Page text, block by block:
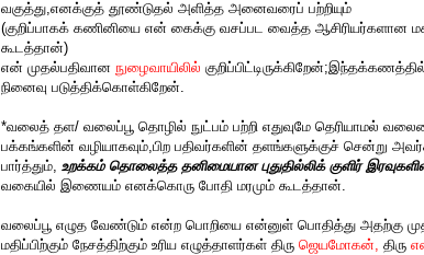
வகுத்து,எனக்குத் தூண்டுதல் அளித்த அனைவரைப் பற்றியும்
(குறிப்பாகக் கணினியை என் கைக்கு வசப்பட வைத்த ஆசிரியர்களான
கூடத்தான்)
என் முதல்பதிவான நுழைவாயிலில்
நினைவு படுத்திக்கொள்கிறேன்.
*வலைத் தள/ வலைப்பூ தொழில் நுட்பம் பற்றி எதுவுமே தெரியாமல்
பக்கங்களின் வழியாகவும்,பிற பதிவர்களின் தளங்களுக்குச் சென்று
பார்த்தும், உறக்கம் தொலைத்த தனிமையான புதுதில்லிக் குளிர்
வகையில் இணையம் எனக்கொரு போதி மரமும் கூடத்தான்.
வலைப்பூ எழுத வேண்டும் என்ற பொறியை என்னுள் பொதித்து அதற்கு
மதிப்பிற்கும் நேசத்திற்கும் உரிய எழுத்தாளர்கள் திரு ஜெயமோகன், திரு